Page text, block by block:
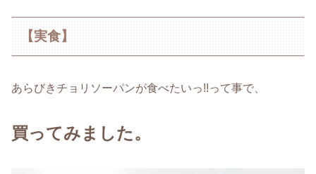
【実食】
あらびきチョリソーパンが食べたいっ!!って事で、
買ってみました。